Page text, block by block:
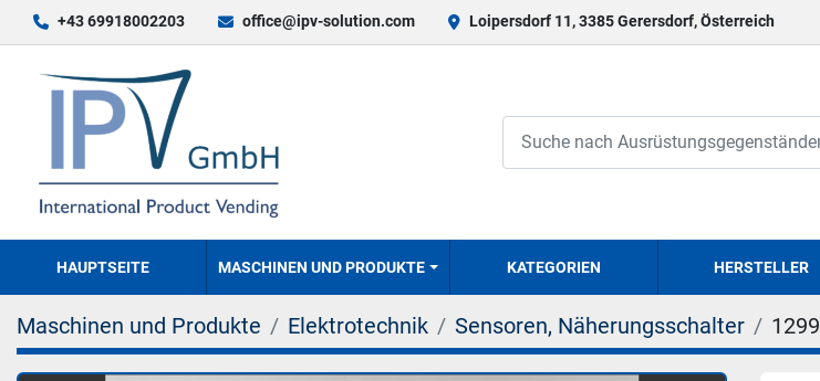
+43 69918002203 office@ipv-solution.com Loipersdorf 11, 3385 Gerersdorf, Österreich
HAUPTSEITE MASCHINEN UND PRODUKTE KATEGORIEN HERSTELLER
Maschinen und Produkte Elektrotechnik Sensoren, Näherungsschalter 1299